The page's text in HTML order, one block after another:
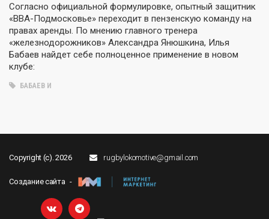
Согласно официальной формулировке, опытный защитник
«ВВА-Подмосковье» переходит в пензенскую команду на
правах аренды. По мнению главного тренера
«железнодорожников» Александра Янюшкина, Илья
Бабаев найдет себе полноценное применение в новом
клубе:
БАБАЕВ И
Copyright (c). 2026 rugbylokomotive@gmail.com
Создание сайта -